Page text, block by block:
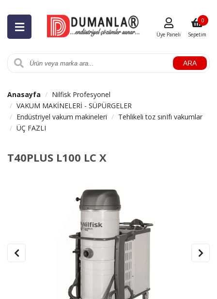
ARA
Üye Paneli Sepetim
0
Anasayfa
Nilfisk Profesyonel
VAKUM MAKİNELERİ - SÜPÜRGELER
Endüstriyel vakum makineleri
Tehlikeli toz sınIfı vakumlar
ÜÇ FAZLI
T40PLUS L100 LC X